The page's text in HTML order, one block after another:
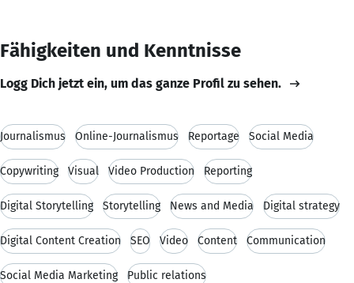
Fähigkeiten und Kenntnisse
Logg Dich jetzt ein, um das ganze Profil zu sehen.
Journalismus Online-Journalismus Reportage Social Media
Copywriting Visual Video Production Reporting
Digital Storytelling Storytelling News and Media Digital strategy
Digital Content Creation SEO Video Content Communication
Social Media Marketing Public relations